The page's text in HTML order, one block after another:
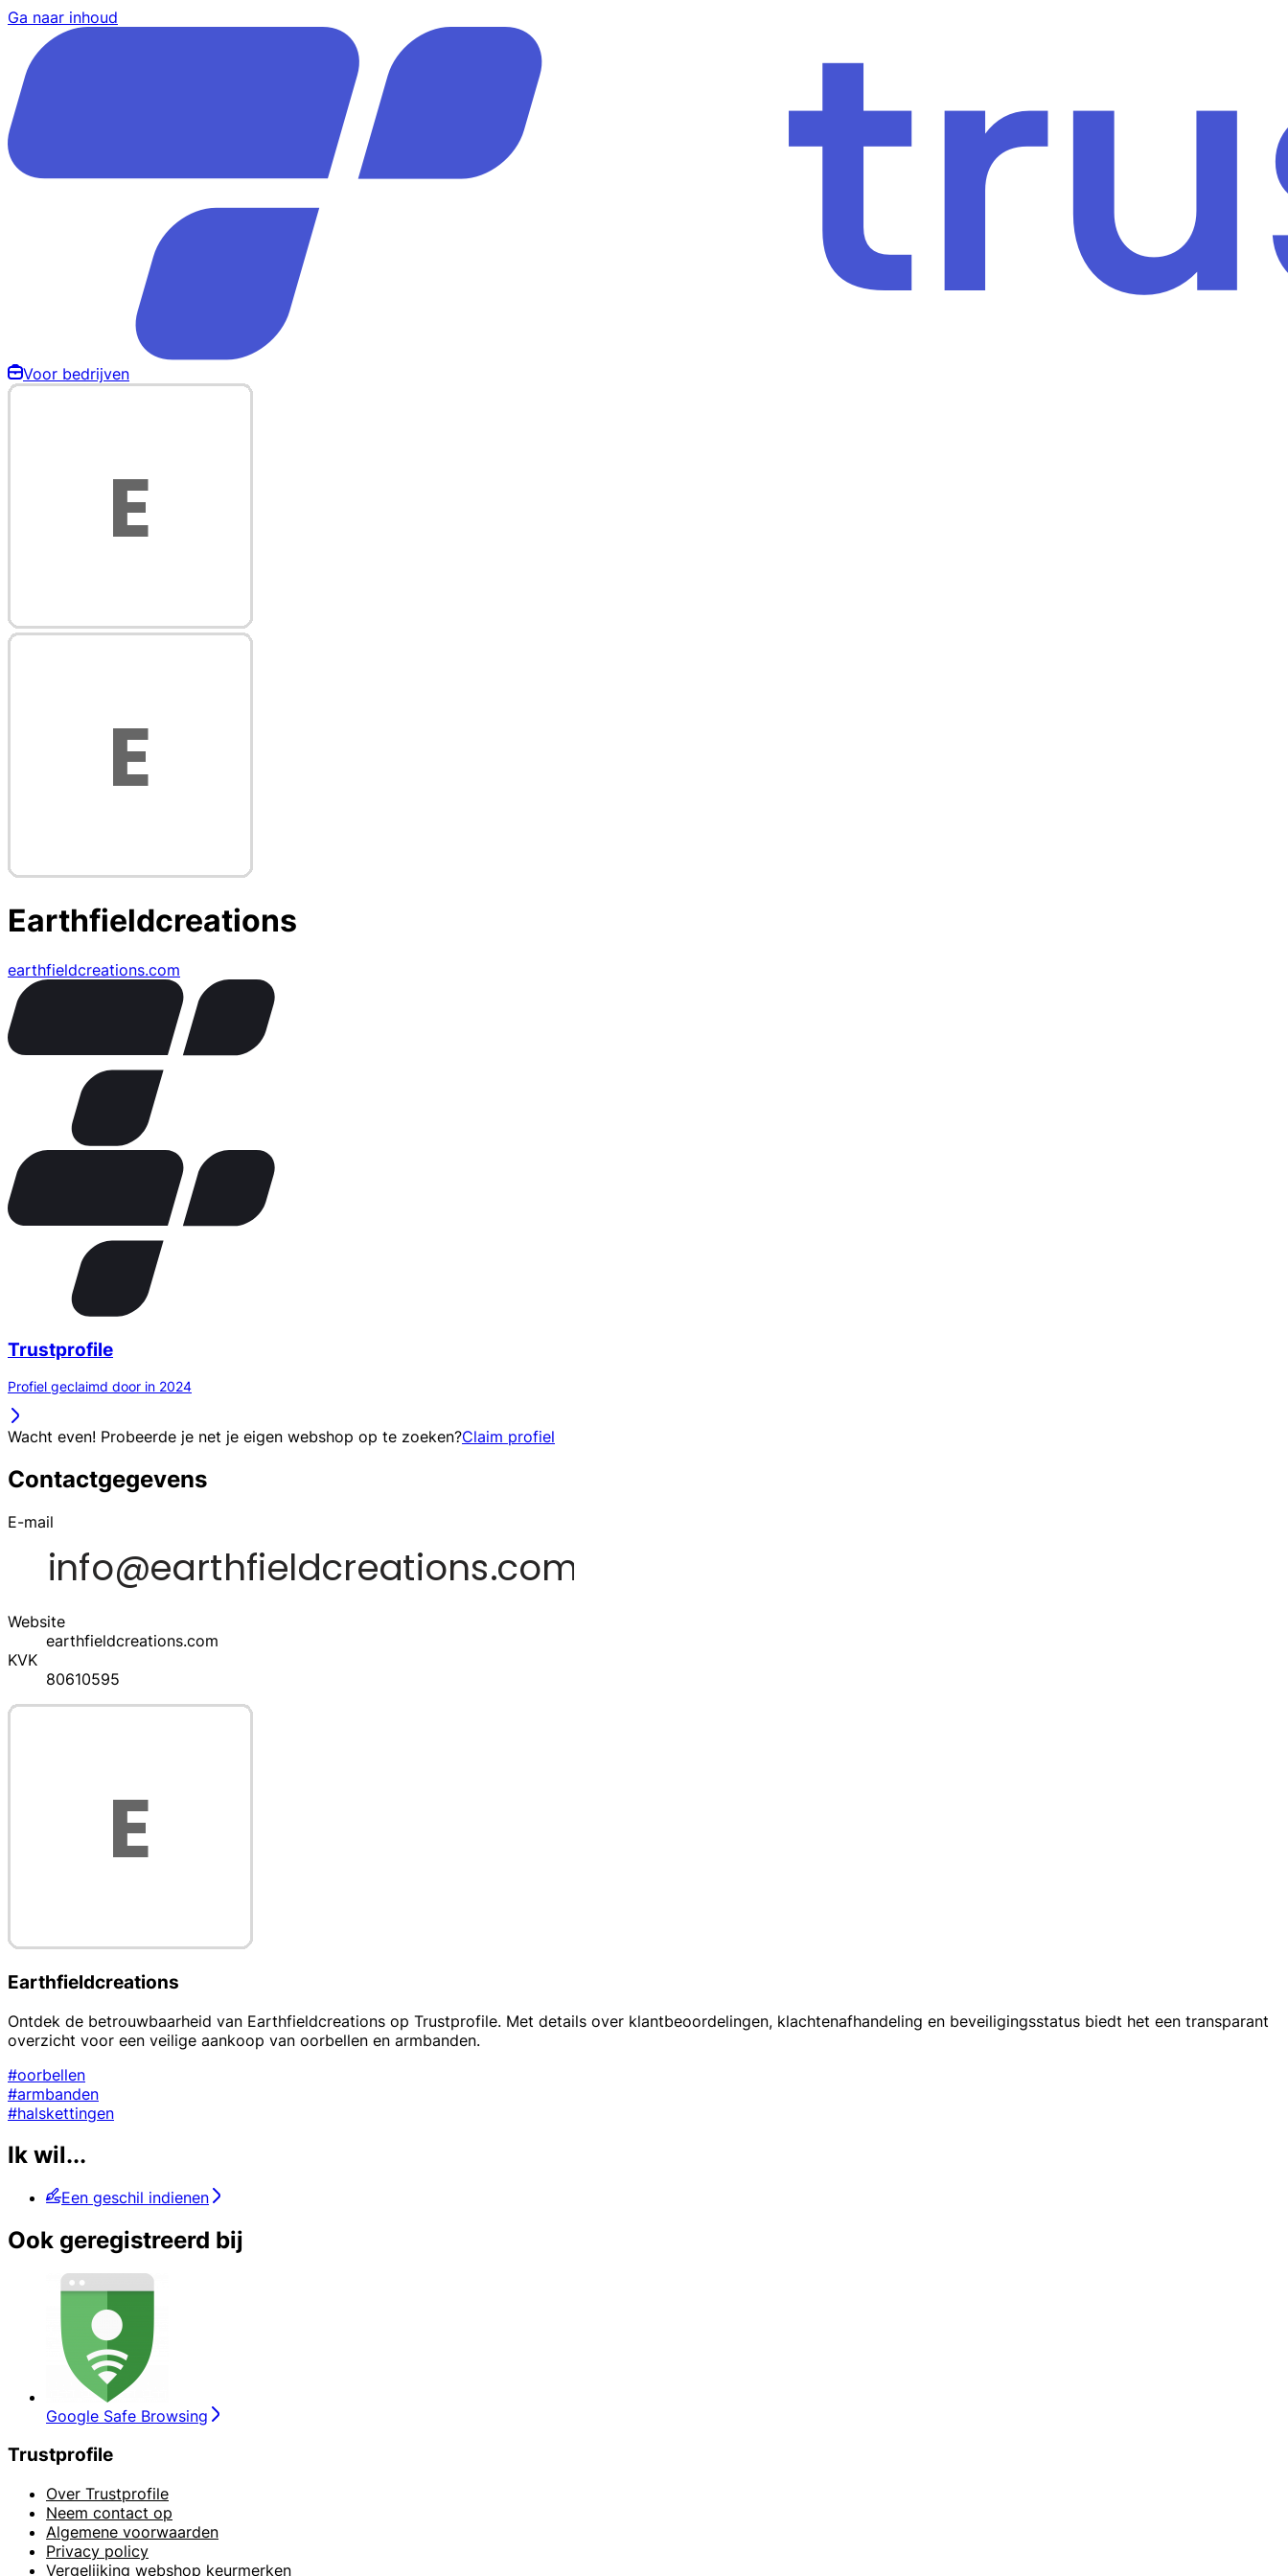
Ga naar inhoud
Voor bedrijven
Earthfieldcreations
earthfieldcreations.com
Trustprofile
Profiel geclaimd door in 2024
Wacht even! Probeerde je net je eigen webshop op te zoeken?Claim profiel
Contactgegevens
E-mail
Website
earthfieldcreations.com
KVK
80610595
Earthfieldcreations
Ontdek de betrouwbaarheid van Earthfieldcreations op Trustprofile. Met details over klantbeoordelingen, klachtenafhandeling en beveiligingsstatus biedt het een transparant
overzicht voor een veilige aankoop van oorbellen en armbanden.
#oorbellen
#armbanden
#halskettingen
Ik wil...
Een geschil indienen
Ook geregistreerd bij
Google Safe Browsing
Trustprofile
Over Trustprofile
Neem contact op
Algemene voorwaarden
Privacy policy
Vergelijking webshop keurmerken